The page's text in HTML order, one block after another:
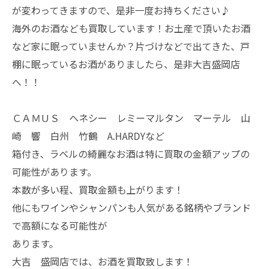
が変わってきますので、是非一度お持ちください♪
海外のお酒なども買取しています！お土産で頂いたお酒
など家に眠っていませんか？片づけなどで出てきた、戸
棚に眠っているお酒がありましたら、是非大吉盛岡店
へ！！
ＣＡＭＵＳ ヘネシー レミーマルタン マーテル 山
崎 響 白州 竹鶴 A.HARDYなど
箱付き、ラベルの綺麗なお酒は特に買取の金額アップの
可能性があります。
本数が多い程、買取金額も上がります！
他にもワインやシャンパンも人気がある銘柄やブランド
で高額になる可能性が
あります。
大吉 盛岡店では、お酒を買取致します！